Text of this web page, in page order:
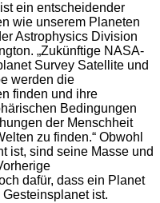
ein entscheidender
wie unserem Planeten
Astrophysics Division
„Zukünftige NASA-
Survey Satellite und
werden die
finden und ihre
Bedingungen
der Menschheit
zu finden.“ Obwohl
ist, sind seine Masse und
dafür, dass ein Planet
ist.